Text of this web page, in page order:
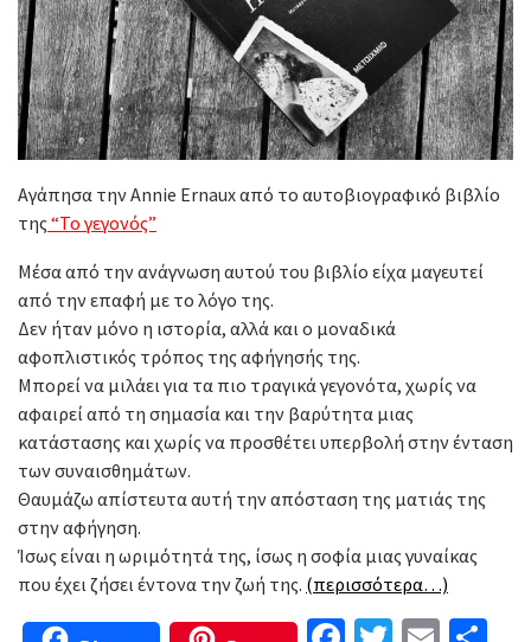
Αγάπησα την Annie Ernaux από το αυτοβιογραφικό βιβλίο
της“Το γεγονός”
Μέσα από την ανάγνωση αυτού του βιβλίο είχα μαγευτεί
από την επαφή με το λόγο της.
Δεν ήταν μόνο η ιστορία, αλλά και ο μοναδικά
αφοπλιστικός τρόπος της αφήγησής της.
Μπορεί να μιλάει για τα πιο τραγικά γεγονότα, χωρίς να
αφαιρεί από τη σημασία και την βαρύτητα μιας
κατάστασης και χωρίς να προσθέτει υπερβολή στην ένταση
των συναισθημάτων.
Θαυμάζω απίστευτα αυτή την απόσταση της ματιάς της
στην αφήγηση.
Ίσως είναι η ωριμότητά της, ίσως η σοφία μιας γυναίκας
που έχει ζήσει έντονα την ζωή της. (περισσότερα…)